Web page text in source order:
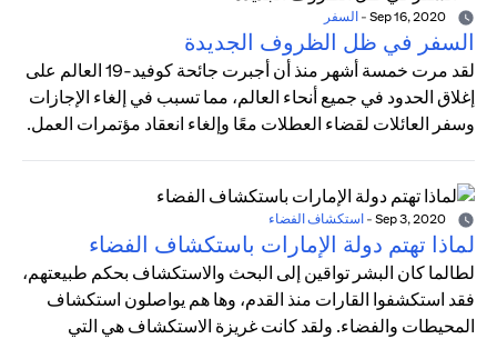
- السفر
السفر في ظل الظروف الجديدة
لقد مرت خمسة أشهر منذ أن أجبرت جائحة كوفيد-19 العالم على
إغلاق الحدود في جميع أنحاء العالم، مما تسبب في إلغاء الإجازات
وسفر العائلات لقضاء العطلات معًا وإلغاء انعقاد مؤتمرات العمل.
- استكشاف الفضاء
لماذا تهتم دولة الإمارات باستكشاف الفضاء
لطالما كان البشر تواقين إلى البحث والاستكشاف بحكم طبيعتهم،
فقد استكشفوا القارات منذ القدم، وها هم يواصلون استكشاف
المحيطات والفضاء. ولقد كانت غريزة الاستكشاف هي التي